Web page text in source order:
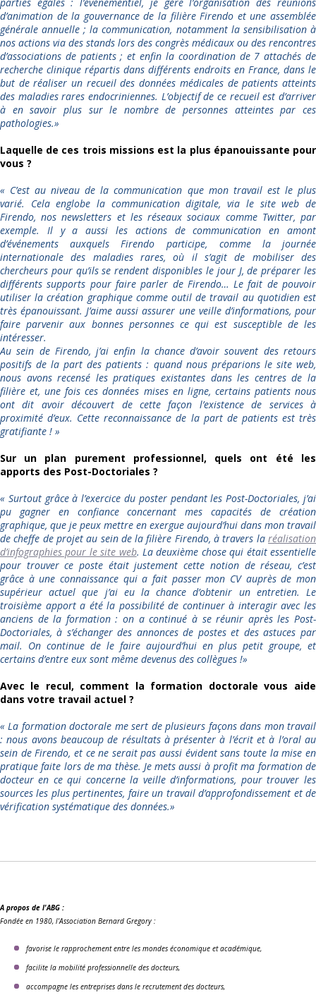
d’animation de la gouvernance de la filière Firendo et une assemblée
générale annuelle ; la communication, notamment la sensibilisation à
nos actions via des stands lors des congrès médicaux ou des rencontres
d’associations de patients ; et enfin la coordination de 7 attachés de
recherche clinique répartis dans différents endroits en France, dans le
but de réaliser un recueil des données médicales de patients atteints
des maladies rares endocriniennes. L’objectif de ce recueil est d’arriver
à en savoir plus sur le nombre de personnes atteintes par ces
pathologies.»
Laquelle de ces trois missions est la plus épanouissante pour
vous ?
« C’est au niveau de la communication que mon travail est le plus
varié. Cela englobe la communication digitale, via le site web de
Firendo, nos newsletters et les réseaux sociaux comme Twitter, par
exemple. Il y a aussi les actions de communication en amont
d’événements auxquels Firendo participe, comme la journée
internationale des maladies rares, où il s’agit de mobiliser des
chercheurs pour qu’ils se rendent disponibles le jour J, de préparer les
différents supports pour faire parler de Firendo… Le fait de pouvoir
utiliser la création graphique comme outil de travail au quotidien est
très épanouissant. J’aime aussi assurer une veille d’informations, pour
faire parvenir aux bonnes personnes ce qui est susceptible de les
intéresser.
Au sein de Firendo, j’ai enfin la chance d’avoir souvent des retours
positifs de la part des patients : quand nous préparions le site web,
nous avons recensé les pratiques existantes dans les centres de la
filière et, une fois ces données mises en ligne, certains patients nous
ont dit avoir découvert de cette façon l’existence de services à
proximité d’eux. Cette reconnaissance de la part de patients est très
gratifiante ! »
Sur un plan purement professionnel, quels ont été les
apports des Post-Doctoriales ?
« Surtout grâce à l’exercice du poster pendant les Post-Doctoriales, j’ai
pu gagner en confiance concernant mes capacités de création
graphique, que je peux mettre en exergue aujourd’hui dans mon travail
de cheffe de projet au sein de la filière Firendo, à travers la réalisation
d’infographies pour le site web. La deuxième chose qui était essentielle
pour trouver ce poste était justement cette notion de réseau, c’est
grâce à une connaissance qui a fait passer mon CV auprès de mon
supérieur actuel que j’ai eu la chance d’obtenir un entretien. Le
troisième apport a été la possibilité de continuer à interagir avec les
anciens de la formation : on a continué à se réunir après les Post-
Doctoriales, à s’échanger des annonces de postes et des astuces par
mail. On continue de le faire aujourd’hui en plus petit groupe, et
certains d’entre eux sont même devenus des collègues !»
Avec le recul, comment la formation doctorale vous aide
dans votre travail actuel ?
« La formation doctorale me sert de plusieurs façons dans mon travail
: nous avons beaucoup de résultats à présenter à l’écrit et à l’oral au
sein de Firendo, et ce ne serait pas aussi évident sans toute la mise en
pratique faite lors de ma thèse. Je mets aussi à profit ma formation de
docteur en ce qui concerne la veille d’informations, pour trouver les
sources les plus pertinentes, faire un travail d’approfondissement et de
vérification systématique des données.»
A propos de l'ABG :
Fondée en 1980, l'Association Bernard Gregory :
favorise le rapprochement entre les mondes économique et académique,
facilite la mobilité professionnelle des docteurs,
accompagne les entreprises dans le recrutement des docteurs,